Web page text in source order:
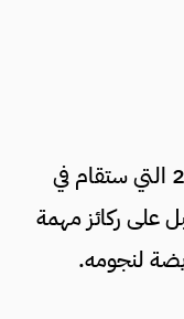
يعول المنتخب الوطني الأردني كثيرا في مشاركته الأولى بكأس العالم 2026 التي ستقام في
الأمريكية والمكسيك ‌وكندا خلال الفترة من 11 الحالي إلى 19 المقبل على ركائز مهمة
لنجومه.